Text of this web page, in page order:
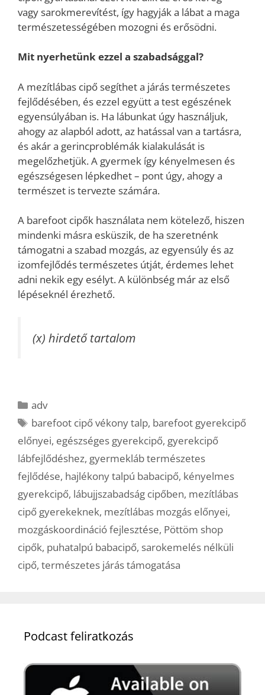
vagy sarokmerevítést, így hagyják a lábat a maga
természetességében mozogni és erősödni.
Mit nyerhetünk ezzel a szabadsággal?
A mezítlábas cipő segíthet a járás természetes
fejlődésében, és ezzel együtt a test egészének
egyensúlyában is. Ha lábunkat úgy használjuk,
ahogy az alapból adott, az hatással van a tartásra,
és akár a gerincproblémák kialakulását is
megelőzhetjük. A gyermek így kényelmesen és
egészségesen lépkedhet – pont úgy, ahogy a
természet is tervezte számára.
A barefoot cipők használata nem kötelező, hiszen
mindenki másra esküszik, de ha szeretnénk
támogatni a szabad mozgás, az egyensúly és az
izomfejlődés természetes útját, érdemes lehet
adni nekik egy esélyt. A különbség már az első
lépéseknél érezhető.
(x) hirdető tartalom
Kategória
adv
Címkék
barefoot cipő vékony talp, barefoot gyerekcipő
előnyei, egészséges gyerekcipő, gyerekcipő
lábfejlődéshez, gyermekláb természetes
fejlődése, hajlékony talpú babacipő, kényelmes
gyerekcipő, lábujjszabadság cipőben, mezítlábas
cipő gyerekeknek, mezítlábas mozgás előnyei,
mozgáskoordináció fejlesztése, Pöttöm shop
cipők, puhatalpú babacipő, sarokemelés nélküli
cipő, természetes járás támogatása
Podcast feliratkozás